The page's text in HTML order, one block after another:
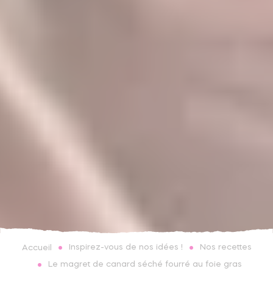
Accueil Inspirez-vous de nos idées ! Nos recettes
Le magret de canard séché fourré au foie gras